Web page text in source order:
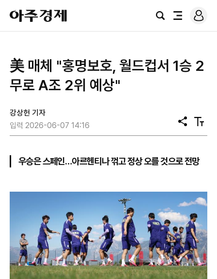
아
주
경
검
전
로
그
美 매체 "홍명보호, 월드컵서 1승 2
무로 A조 2위 예상"
강상헌 기자
입력 2026-06-07 14:16
공
유
텍
스
기
우승은 스페인…아르헨티나 꺾고 정상 오를 것으로 전망